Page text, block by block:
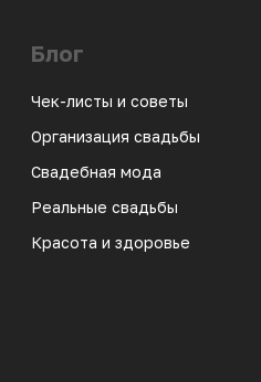
Блог
Чек-листы и советы
Организация свадьбы
Свадебная мода
Реальные свадьбы
Красота и здоровье